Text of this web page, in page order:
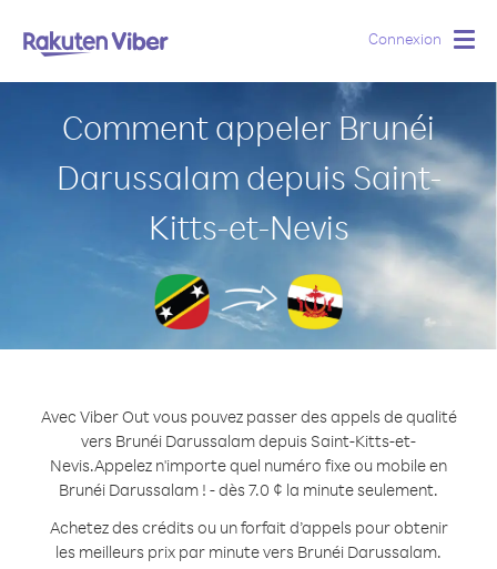
Connexion
Comment appeler Brunéi
Darussalam depuis Saint-
Kitts-et-Nevis
Avec Viber Out vous pouvez passer des appels de qualité
vers Brunéi Darussalam depuis Saint-Kitts-et-
Nevis.Appelez n'importe quel numéro fixe ou mobile en
Brunéi Darussalam ! - dès 7.0 ¢ la minute seulement.
Achetez des crédits ou un forfait d’appels pour obtenir
les meilleurs prix par minute vers Brunéi Darussalam.